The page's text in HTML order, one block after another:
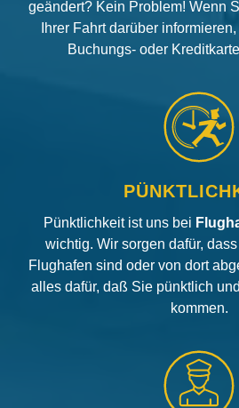
geändert? Kein Problem! Wenn
Ihrer Fahrt darüber
Buchungs- oder
Pünktlichkeit ist uns bei
wichtig. Wir sorgen dafür,
Flughafen sind oder von dort
alles dafür, daß Sie pünktlich
kommen.